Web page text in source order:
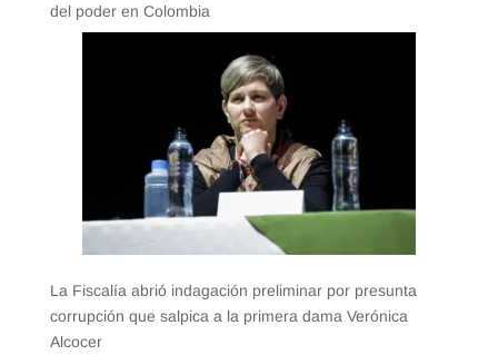
del poder en Colombia
La Fiscalía abrió indagación preliminar por presunta
corrupción que salpica a la primera dama Verónica
Alcocer